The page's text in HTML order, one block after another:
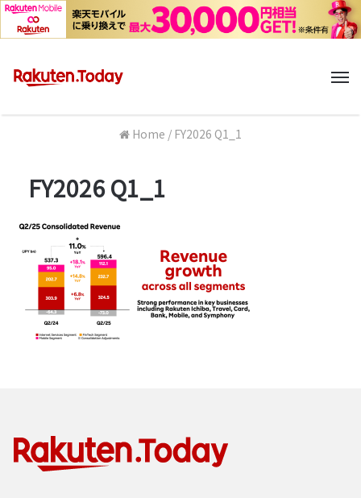
Home / FY2026 Q1_1
FY2026 Q1_1